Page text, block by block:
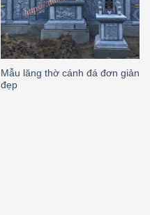
Mẫu lăng thờ cánh đá đơn giản
đẹp